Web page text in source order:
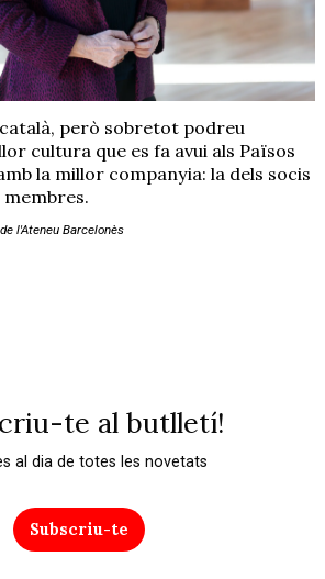
però sobretot podreu
cultura que es fa avui als Països
la millor companyia: la dels socis
membres.
l'Ateneu Barcelonès
te al butlletí!
al dia de totes les novetats
Subscriu-te